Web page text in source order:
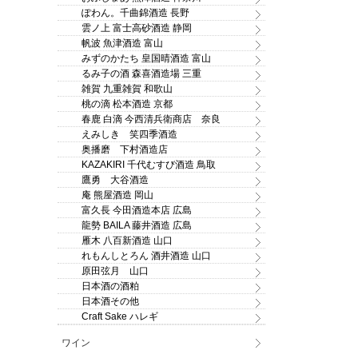
はお断り致します！
ぽわん。千曲錦酒造 長野
雲ノ上 富士高砂酒造 静岡
帆波 魚津酒造 富山
みずのかたち 皇国晴酒造 富山
るみ子の酒 森喜酒造場 三重
雑賀 九重雑賀 和歌山
桃の滴 松本酒造 京都
春鹿 白滴 今西清兵衛商店 奈良
えみしき 笑四季酒造
奥播磨 下村酒造店
KAZAKIRI 千代むすび酒造 鳥取
鷹勇 大谷酒造
庵 熊屋酒造 岡山
富久長 今田酒造本店 広島
龍勢 BAILA 藤井酒造 広島
雁木 八百新酒造 山口
れもんしとろん 酒井酒造 山口
原田弦月 山口
日本酒の酒粕
日本酒その他
Craft Sake ハレギ
ワイン